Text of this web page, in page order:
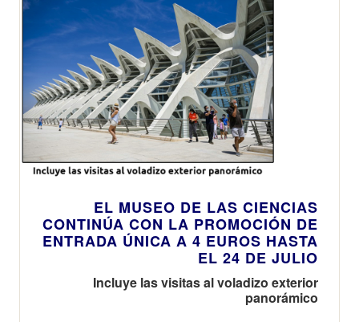
EL MUSEO DE LAS CIENCIAS
CONTINÚA CON LA PROMOCIÓN DE
ENTRADA ÚNICA A 4 EUROS HASTA
EL 24 DE JULIO
Incluye las visitas al voladizo exterior
panorámico